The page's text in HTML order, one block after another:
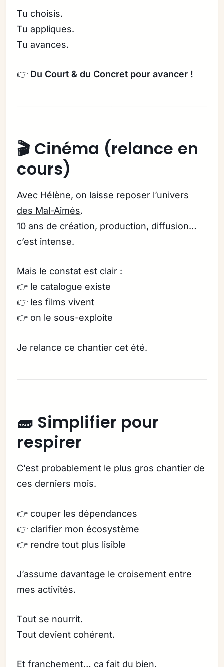
Tu choisis.
Tu appliques.
Tu avances.
👉 Du Court & du Concret pour avancer !
🎬 Cinéma (relance en
cours)
Avec Hélène, on laisse reposer l’univers
des Mal-Aimés.
10 ans de création, production, diffusion…
c’est intense.
Mais le constat est clair :
👉 le catalogue existe
👉 les films vivent
👉 on le sous-exploite
Je relance ce chantier cet été.
🧱 Simplifier pour
respirer
C’est probablement le plus gros chantier de
ces derniers mois.
👉 couper les dépendances
👉 clarifier mon écosystème
👉 rendre tout plus lisible
J’assume davantage le croisement entre
mes activités.
Tout se nourrit.
Tout devient cohérent.
Et franchement… ça fait du bien.